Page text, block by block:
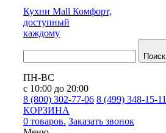
Кухни Mall Комфорт,
доступный
каждому
Поиск
ПН-ВС
с 10:00 до 20:00
8 (800) 302-77-06 8 (499) 348-15-11
КОРЗИНА
0 товаров. Заказать звонок